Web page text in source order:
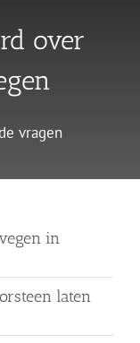
over
vragen
in
laten